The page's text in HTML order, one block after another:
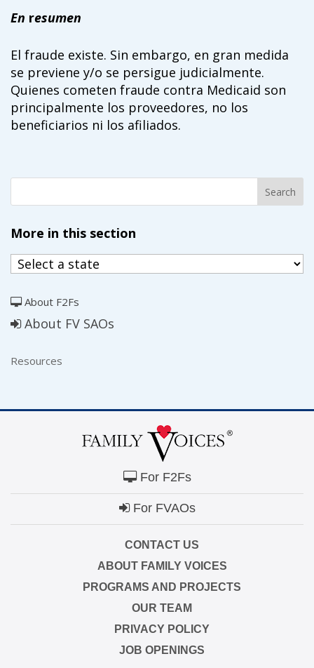
En resumen
El fraude existe. Sin embargo, en gran medida
se previene y/o se persigue judicialmente.
Quienes cometen fraude contra Medicaid son
principalmente los proveedores, no los
beneficiarios ni los afiliados.
More in this section
About F2Fs
About FV SAOs
Resources
For F2Fs
For FVAOs
CONTACT US
ABOUT FAMILY VOICES
PROGRAMS AND PROJECTS
OUR TEAM
PRIVACY POLICY
JOB OPENINGS